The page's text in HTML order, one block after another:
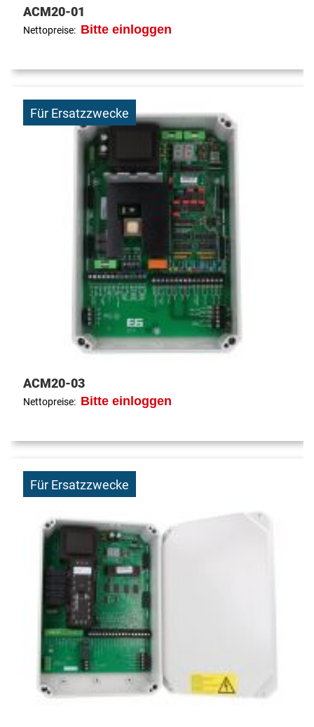
ACM20-01
Nettopreise: Bitte einloggen
Für Ersatzzwecke
ACM20-03
Nettopreise: Bitte einloggen
Für Ersatzzwecke